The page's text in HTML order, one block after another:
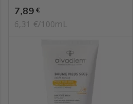
Prix
7,89 €
6,31 €/100mL